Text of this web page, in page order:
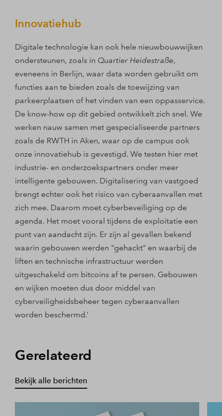
Innovatiehub
Digitale technologie kan ook hele nieuwbouwwijken
ondersteunen, zoals in Quartier Heidestraße,
eveneens in Berlijn, waar data worden gebruikt om
functies aan te bieden zoals de toewijzing van
parkeerplaatsen of het vinden van een oppasservice.
De know-how op dit gebied ontwikkelt zich snel. We
werken nauw samen met gespecialiseerde partners
zoals de RWTH in Aken, waar op de campus ook
onze innovatiehub is gevestigd. We testen hier met
industrie- en onderzoekspartners onder meer
intelligente gebouwen. Digitalisering van vastgoed
brengt echter ook het risico van cyberaanvallen met
zich mee. Daarom moet cyberbeveiliging op de
agenda. Het moet vooral tijdens de exploitatie een
punt van aandacht zijn. Er zijn al gevallen bekend
waarin gebouwen werden "gehackt" en waarbij de
liften en technische infrastructuur werden
uitgeschakeld om bitcoins af te persen. Gebouwen
en wijken moeten dus door middel van
cyberveiligheidsbeheer tegen cyberaanvallen
worden beschermd.’
Gerelateerd
Bekijk alle berichten